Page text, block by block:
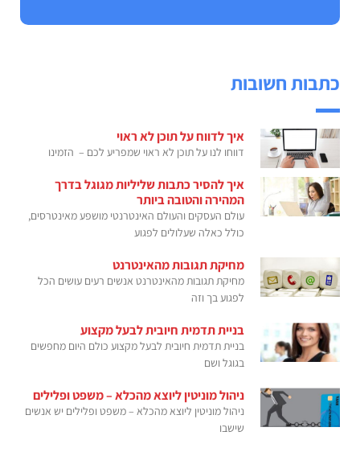
כתבות חשובות
איך לדווח על תוכן לא ראוי
דווחו לנו על תוכן לא ראוי שמפריע לכם – הזמינו
איך להסיר כתבות שליליות מגוגל בדרך
המהירה והטובה ביותר
עולם העסקים והעולם האינטרנטי מושפע מאינטרסים,
כולל כאלה שעלולים לפגוע
מחיקת תגובות מהאינטרנט
מחיקת תגובות מהאינטרנט אנשים רעים עושים הכל
לפגוע בך וזה
בניית תדמית חיובית לבעל מקצוע
בניית תדמית חיובית לבעל מקצוע כולם היום מחפשים
בגוגל ושם
ניהול מוניטין ליוצא מהכלא – משפט ופלילים
ניהול מוניטין ליוצא מהכלא – משפט ופלילים יש אנשים
שישבו